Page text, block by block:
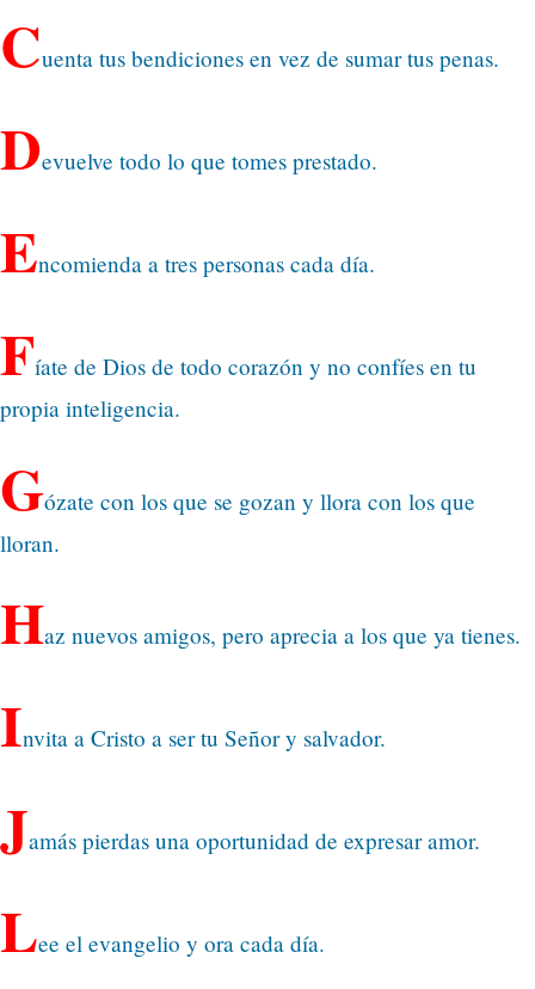
Cuenta tus bendiciones en vez de sumar tus penas.
Devuelve todo lo que tomes prestado.
Encomienda a tres personas cada día.
Fíate de Dios de todo corazón y no confíes en tu
propia inteligencia.
Gózate con los que se gozan y llora con los que
lloran.
Haz nuevos amigos, pero aprecia a los que ya tienes.
Invita a Cristo a ser tu Señor y salvador.
Jamás pierdas una oportunidad de expresar amor.
Lee el evangelio y ora cada día.